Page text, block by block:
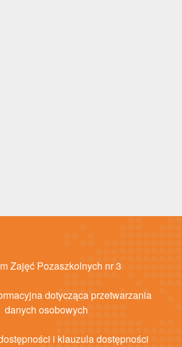
Zajęć Pozaszkolnych nr 3
dotycząca przetwarzania
danych osobowych
i klauzula dostępności